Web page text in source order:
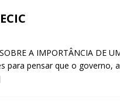
da IA
aux guerres au Moyen-Orient
às guerras no Médio Oriente
A IMPORTÂNCIA DE
para pensar que o governo,